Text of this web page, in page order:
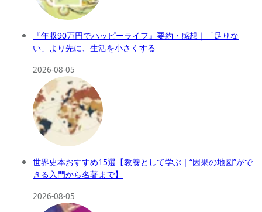
『年収90万円でハッピーライフ』要約・感想｜「足りな
い」より先に、生活を小さくする
2026-08-05
世界史本おすすめ15選【教養として学ぶ｜“因果の地図”がで
きる入門から名著まで】
2026-08-05